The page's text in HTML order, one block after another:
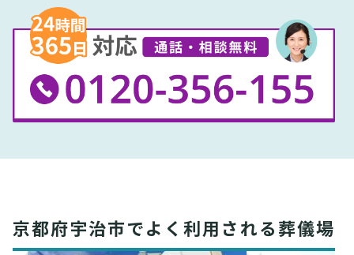
京都府宇治市でよく利用される葬儀場